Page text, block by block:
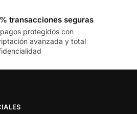
transacciones seguras
protegidos con
avanzada y total